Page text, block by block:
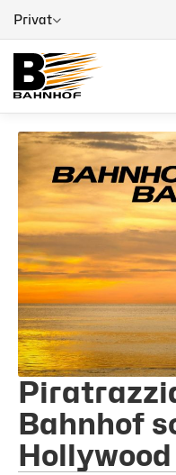
Privat
Bahnhof
Hollywood